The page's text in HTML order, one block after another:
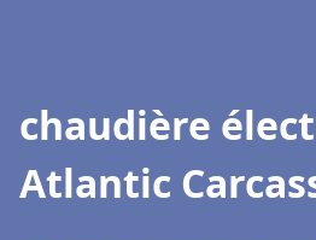
chaudière
Atlantic